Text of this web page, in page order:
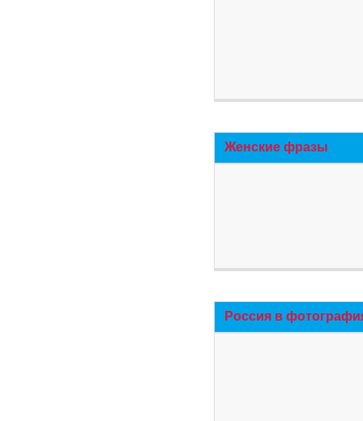
Женские фразы
Россия в